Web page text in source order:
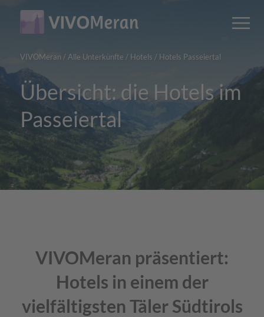
Main
content
Main
navigation
VIVOMeran / Alle Unterkünfte / Hotels / Hotels Passeiertal
Übersicht: die Hotels im
Passeiertal
VIVOMeran präsentiert:
Hotels in einem der
vielfältigsten Täler Südtirols